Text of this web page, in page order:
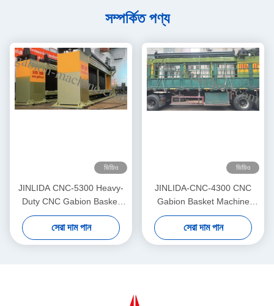
সম্পর্কিত পণ্য
ভিডিও
JINLIDA CNC-5300 Heavy-
Duty CNC Gabion Basket
Welding Machine 5300mm
Width Double Twist Mesh
Production Equipment
সেরা দাম পান
ভিডিও
JINLIDA-CNC-4300 CNC
Gabion Basket Machine
4300mm Working Width
Servo-Driven Double Twist
Mesh Equipment
সেরা দাম পান